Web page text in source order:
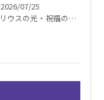
2026/07/25
シリウスの光・祝福の波動チャージ遠隔お知らせ〜銀河新年〜